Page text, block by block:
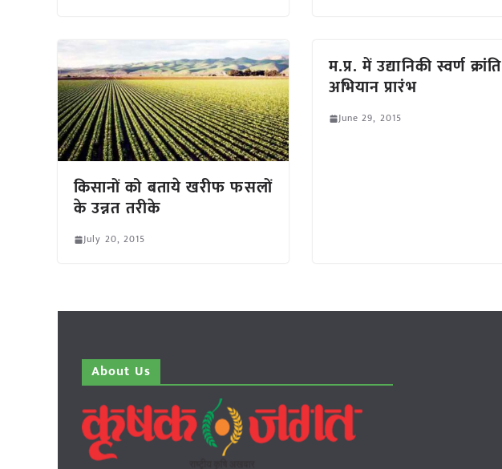
किसानों को बताये खरीफ फसलों
के उन्नत तरीके
July 20, 2015
म.प्र. में उद्यानिकी स्वर्ण क्रांति
अभियान प्रारंभ
June 29, 2015
About Us